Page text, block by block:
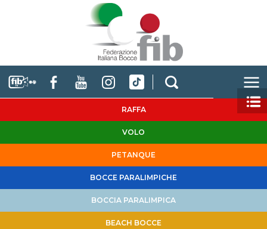
RAFFA
VOLO
PETANQUE
BOCCE PARALIMPICHE
BOCCIA PARALIMPICA
BEACH BOCCE